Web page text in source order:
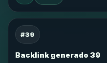
#39
Backlink generado 39